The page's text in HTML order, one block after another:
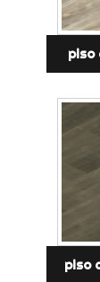
piso
piso